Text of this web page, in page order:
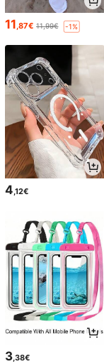
11,87€ 11,99€ -1%
4,12€
3 ,38€